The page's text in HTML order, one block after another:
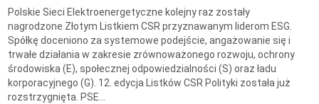
Polskie Sieci Elektroenergetyczne kolejny raz zostały
nagrodzone Złotym Listkiem CSR przyznawanym liderom ESG.
Spółkę doceniono za systemowe podejście, angażowanie się i
trwałe działania w zakresie zrównoważonego rozwoju, ochrony
środowiska (E), społecznej odpowiedzialności (S) oraz ładu
korporacyjnego (G). 12. edycja Listków CSR Polityki została już
rozstrzygnięta. PSE...